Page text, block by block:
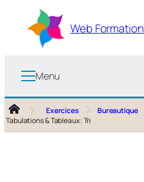
contenu
Web Formation
Menu
Exercices Bureautique
Tabulations & Tableaux : Tri